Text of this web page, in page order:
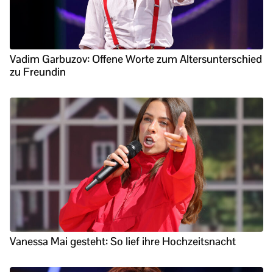
Vadim Garbuzov: Offene Worte zum Altersunterschied
zu Freundin
Vanessa Mai gesteht: So lief ihre Hochzeitsnacht